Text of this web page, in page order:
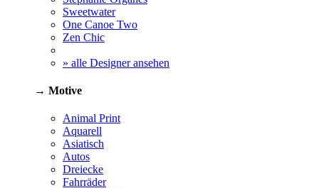
Sweetwater
One Canoe Two
Zen Chic
» alle Designer ansehen
→ Motive
Animal Print
Aquarell
Asiatisch
Autos
Dreiecke
Fahrräder